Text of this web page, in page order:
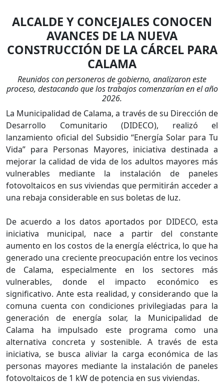
ALCALDE Y CONCEJALES CONOCEN
AVANCES DE LA NUEVA
CONSTRUCCIÓN DE LA CÁRCEL PARA
CALAMA
Reunidos con personeros de gobierno, analizaron este
proceso, destacando que los trabajos comenzarían en el año
2026.
La Municipalidad de Calama, a través de su Dirección de
Desarrollo Comunitario (DIDECO), realizó el
lanzamiento oficial del Subsidio “Energía Solar para Tu
Vida” para Personas Mayores, iniciativa destinada a
mejorar la calidad de vida de los adultos mayores más
vulnerables mediante la instalación de paneles
fotovoltaicos en sus viviendas que permitirán acceder a
una rebaja considerable en sus boletas de luz.
De acuerdo a los datos aportados por DIDECO, esta
iniciativa municipal, nace a partir del constante
aumento en los costos de la energía eléctrica, lo que ha
generado una creciente preocupación entre los vecinos
de Calama, especialmente en los sectores más
vulnerables, donde el impacto económico es
significativo. Ante esta realidad, y considerando que la
comuna cuenta con condiciones privilegiadas para la
generación de energía solar, la Municipalidad de
Calama ha impulsado este programa como una
alternativa concreta y sostenible. A través de esta
iniciativa, se busca aliviar la carga económica de las
personas mayores mediante la instalación de paneles
fotovoltaicos de 1 kW de potencia en sus viviendas.